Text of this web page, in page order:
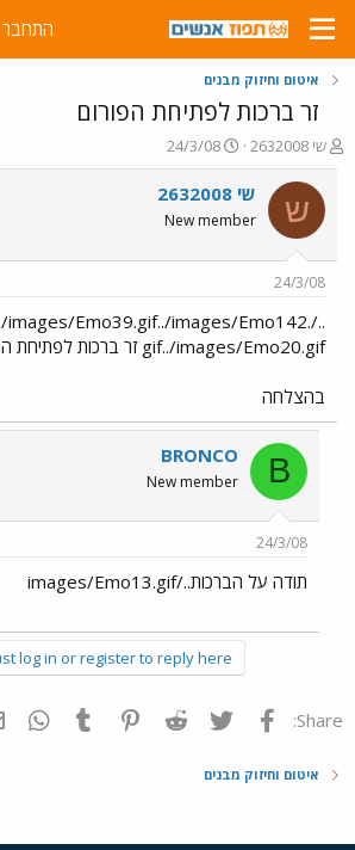
התחבר
איטום וחיזוק מבנים
זר ברכות לפתיחת הפורום
פ
ו
ת
ח
ה
ש
שי 2632008
פ
ו
ר
ם
ר
ך
24/3/08
ש שי 2632008
New member
24/3/08
images/Emo39.gif../images/Emo142.
gif../images/Emo20.gif זר ברכות לפתיחת הפורום
בהצלחה
B
BRONCO
New member
24/3/08
תודה על הברכות../images/Emo13.gif
log in or register to reply here.
Share: פייסבוק Twitter
Reddit
Pinterest
Tumblr
איטום וחיזוק מבנים